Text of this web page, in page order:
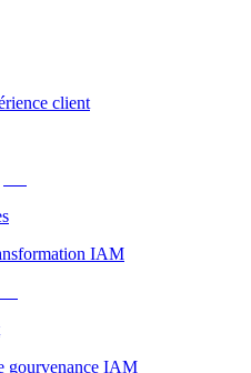
client
IAM
gourvenance IAM